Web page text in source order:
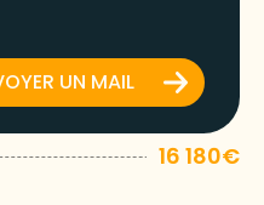
UN MAIL
16 180€